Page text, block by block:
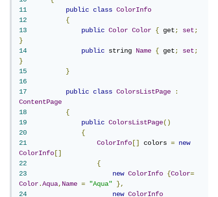
11
public class ColorInfo
12
{
13
public Color Color { get; set;
}
14
public string Name { get; set;
}
15
}
16
17
public class ColorsListPage
:
ContentPage
18
{
19
public ColorsListPage()
20
{
21
ColorInfo [] colors = new
ColorInfo []
22
{
23
new ColorInfo {Color=
Color.Aqua, Name = "Aqua"
},
24
new ColorInfo